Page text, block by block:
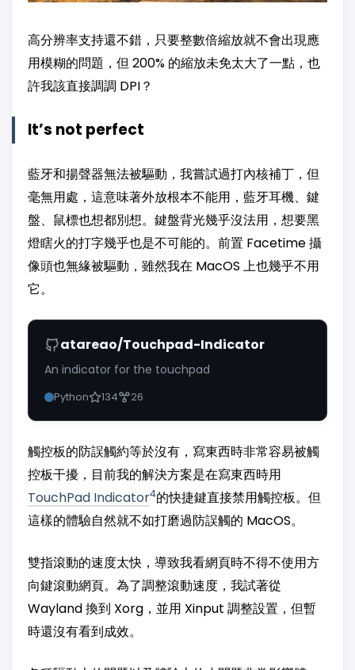
高分辨率支持還不錯，只要整數倍縮放就不會出現應
用模糊的問題，但 200% 的縮放未免太大了一點，也
許我該直接調調 DPI？
It’s not perfect
藍牙和揚聲器無法被驅動，我嘗試過打內核補丁，但
毫無用處，這意味著外放根本不能用，藍牙耳機、鍵
盤、鼠標也想都別想。鍵盤背光幾乎沒法用，想要黑
燈瞎火的打字幾乎也是不可能的。前置 Facetime 攝
像頭也無緣被驅動，雖然我在 MacOS 上也幾乎不用
它。
atareao/Touchpad-Indicator
An indicator for the touchpad
Python 134 26
觸控板的防誤觸約等於沒有，寫東西時非常容易被觸
控板干擾，目前我的解決方案是在寫東西時用
TouchPad Indicator4的快捷鍵直接禁用觸控板。但
這樣的體驗自然就不如打磨過防誤觸的 MacOS。
雙指滾動的速度太快，導致我看網頁時不得不使用方
向鍵滾動網頁。為了調整滾動速度，我試著從
Wayland 換到 Xorg，並用 Xinput 調整設置，但暫
時還沒有看到成效。